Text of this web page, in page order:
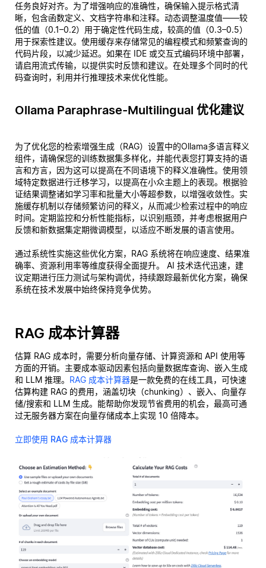
任务良好对齐。为了增强响应的准确性，确保输入提示格式清
晰，包含函数定义、文档字符串和注释。动态调整温度值——较
低的值（0.1–0.2）用于确定性代码生成，较高的值（0.3–0.5）
用于探索性建议。使用缓存来存储常见的编程模式和频繁查询的
代码片段，以减少延迟。如果在 IDE 或交互式编码环境中部署，
请启用流式传输，以提供实时反馈和建议。在处理多个同时的代
码查询时，利用并行推理技术来优化性能。
Ollama Paraphrase-Multilingual 优化建议
为了优化您的检索增强生成（RAG）设置中的Ollama多语言释义
组件，请确保您的训练数据集多样化，并能代表您打算支持的语
言和方言，因为这可以提高在不同语境下的释义准确性。使用领
域特定数据进行迁移学习，以提高在小众主题上的表现。根据验
证结果调整诸如学习率和批量大小等超参数，以增强收敛性。实
施缓存机制以存储频繁访问的释义，从而减少检索过程中的响应
时间。定期监控和分析性能指标，以识别瓶颈，并考虑根据用户
反馈和新数据集定期微调模型，以适应不断发展的语言使用。
通过系统性实施这些优化方案，RAG 系统将在响应速度、结果准
确率、资源利用率等维度获得全面提升。 AI 技术迭代迅速，建
议定期进行压力测试与架构调优，持续跟踪最新优化方案，确保
系统在技术发展中始终保持竞争优势。
RAG 成本计算器
估算 RAG 成本时，需要分析向量存储、计算资源和 API 使用等
方面的开销。主要成本驱动因素包括向量数据库查询、嵌入生成
和 LLM 推理。 RAG 成本计算器是一款免费的在线工具，可快速
估算构建 RAG 的费用，涵盖切块（chunking）、嵌入、向量存
储/搜索和 LLM 生成。能帮助你发现节省费用的机会，最高可通
过无服务器方案在向量存储成本上实现 10 倍降本。
立即使用 RAG 成本计算器